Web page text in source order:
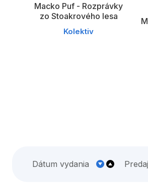
Macko Puf - Rozprávky
zo Stoakrového lesa
Kolektiv
Dátum vydania